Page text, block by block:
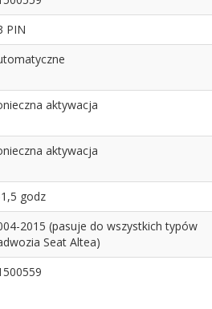
PIN
aktywacja
aktywacja
godz
2015 (pasuje do wszystkich typów
Seat Altea)